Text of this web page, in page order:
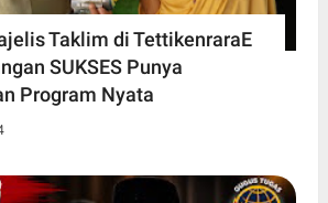
Taklim di TettikenraraE
SUKSES Punya
Program Nyata